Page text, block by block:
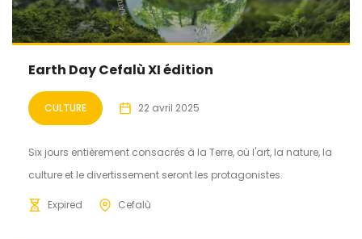
Earth Day Cefalù XI édition
CULTURE 22 avril 2025
Six jours entièrement consacrés à la Terre, où l'art, la nature, la
culture et le divertissement seront les protagonistes.
Expired Cefalù